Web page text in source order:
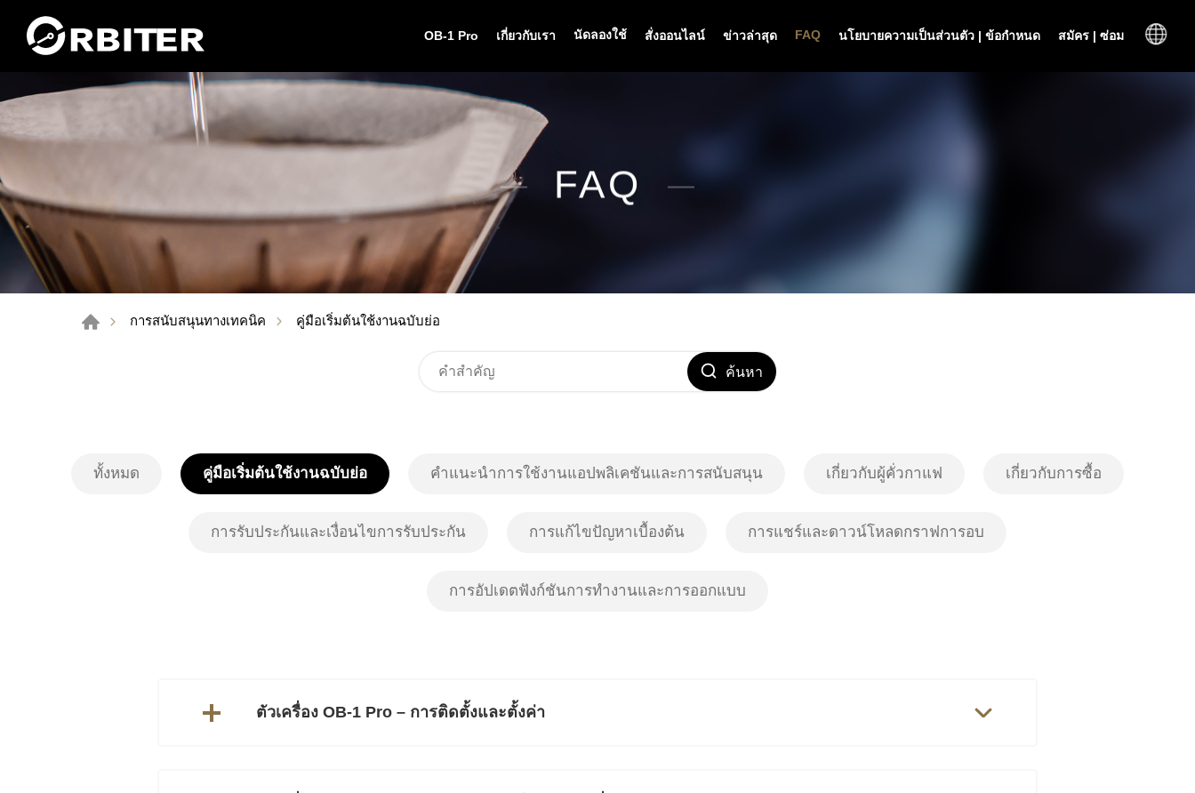
OB-1 Pro เกี่ยวกับเรา นัดลองใช้ สั่งออนไลน์ ข่าวล่าสุด FAQ นโยบายความเป็นส่วนตัว | ข้อกำหนด สมัคร | ซ่อม
FAQ
การสนับสนุนทางเทคนิค คู่มือเริ่มต้นใช้งานฉบับย่อ
ค้นหา
ทั้งหมด คู่มือเริ่มต้นใช้งานฉบับย่อ คำแนะนำการใช้งานแอปพลิเคชันและการสนับสนุน เกี่ยวกับผู้คั่วกาแฟ เกี่ยวกับการซื้อ
การรับประกันและเงื่อนไขการรับประกัน การแก้ไขปัญหาเบื้องต้น การแชร์และดาวน์โหลดกราฟการอบ
การอัปเดตฟังก์ชันการทำงานและการออกแบบ
ตัวเครื่อง OB-1 Pro – การติดตั้งและตั้งค่า